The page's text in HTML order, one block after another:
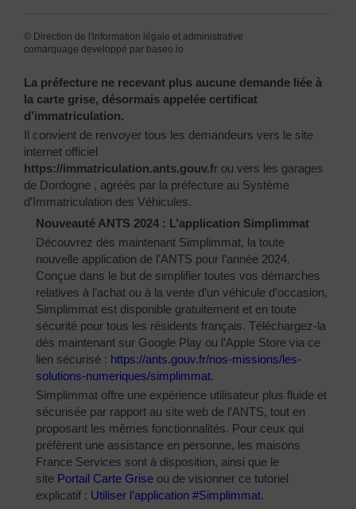
© Direction de l'information légale et administrative
comarquage developpé par baseo.io
La préfecture ne recevant plus aucune demande liée à
la carte grise, désormais appelée certificat
d’immatriculation.
Il convient de renvoyer tous les demandeurs vers le site
internet officiel
https://immatriculation.ants.gouv.fr ou vers les garages
de Dordogne , agréés par la préfecture au Système
d’Immatriculation des Véhicules.
Nouveauté ANTS 2024 : L’application Simplimmat
Découvrez dès maintenant Simplimmat, la toute
nouvelle application de l’ANTS pour l’année 2024.
Conçue dans le but de simplifier toutes vos démarches
relatives à l’achat ou à la vente d’un véhicule d’occasion,
Simplimmat est disponible gratuitement et en toute
sécurité pour tous les résidents français. Téléchargez-la
dès maintenant sur Google Play ou l’Apple Store via ce
lien sécurisé : https://ants.gouv.fr/nos-missions/les-
solutions-numeriques/simplimmat.
Simplimmat offre une expérience utilisateur plus fluide et
sécurisée par rapport au site web de l’ANTS, tout en
proposant les mêmes fonctionnalités. Pour ceux qui
préfèrent une assistance en personne, les maisons
France Services sont à disposition, ainsi que le
site Portail Carte Grise ou de visionner ce tutoriel
explicatif : Utiliser l’application #Simplimmat.